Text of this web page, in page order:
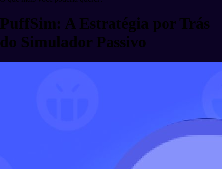
PuffSim: A Estratégia por Trás
do Simulador Passivo